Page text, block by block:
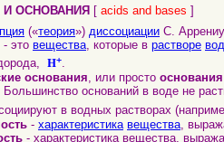
ОСНОВАНИЯ [ acids and bases ]
(«теория») диссоциации С.
- это вещества, которые в растворе
H+.
основания, или просто основания
Большинство оснований в воде не
в водных растворах
- характеристика вещества ,
- характеристика вещества,